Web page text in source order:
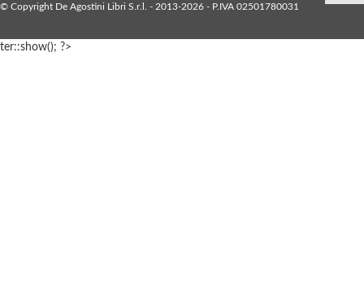
© Copyright De Agostini Libri S.r.l. - 2013-2026 - P.IVA 02501780031
ter::show(); ?>